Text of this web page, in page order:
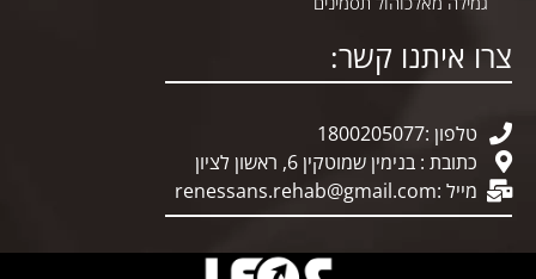
צרו איתנו קשר:
טלפון :1800205077
כתובת : בנימין שמוטקין 6, ראשון לציון
מייל :renessans.rehab@gmail.com